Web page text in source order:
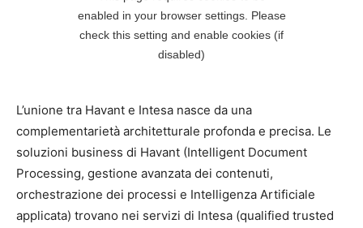
L’unione tra Havant e Intesa nasce da una
complementarietà architetturale profonda e precisa. Le
soluzioni business di Havant (Intelligent Document
Processing, gestione avanzata dei contenuti,
orchestrazione dei processi e Intelligenza Artificiale
applicata) trovano nei servizi di Intesa (qualified trusted